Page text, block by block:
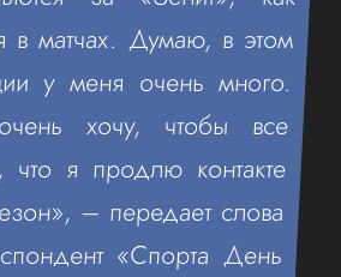
в матчах. Думаю, в этом
у меня очень много.
хочу, чтобы все
что я продлю контакте
– передает слова
«Спорта День